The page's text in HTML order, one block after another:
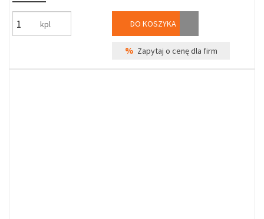
kpl DO KOSZYKA
% Zapytaj o cenę dla firm